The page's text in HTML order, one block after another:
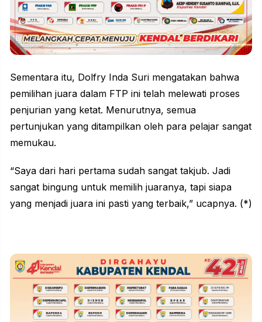
Sementara itu, Dolfry Inda Suri mengatakan bahwa
pemilihan juara dalam FTP ini telah melewati proses
penjurian yang ketat. Menurutnya, semua
pertunjukan yang ditampilkan oleh para pelajar sangat
memukau.
“Saya dari hari pertama sudah sangat takjub. Jadi
sangat bingung untuk memilih juaranya, tapi siapa
yang menjadi juara ini pasti yang terbaik,” ucapnya. (*)